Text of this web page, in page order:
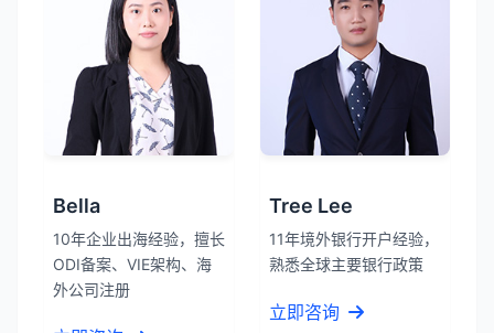
Bella
10年企业出海经验，擅长
ODI备案、VIE架构、海
外公司注册
Tree Lee
11年境外银行开户经验，
熟悉全球主要银行政策
立即咨询